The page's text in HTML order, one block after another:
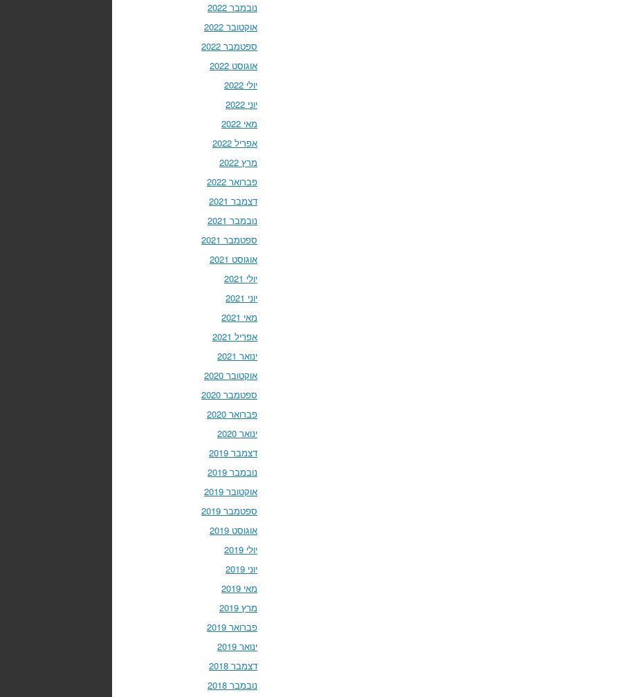
נובמבר 2022
אוקטובר 2022
ספטמבר 2022
אוגוסט 2022
יולי 2022
יוני 2022
מאי 2022
אפריל 2022
מרץ 2022
פברואר 2022
דצמבר 2021
נובמבר 2021
ספטמבר 2021
אוגוסט 2021
יולי 2021
יוני 2021
מאי 2021
אפריל 2021
ינואר 2021
אוקטובר 2020
ספטמבר 2020
פברואר 2020
ינואר 2020
דצמבר 2019
נובמבר 2019
אוקטובר 2019
ספטמבר 2019
אוגוסט 2019
יולי 2019
יוני 2019
מאי 2019
מרץ 2019
פברואר 2019
ינואר 2019
דצמבר 2018
נובמבר 2018